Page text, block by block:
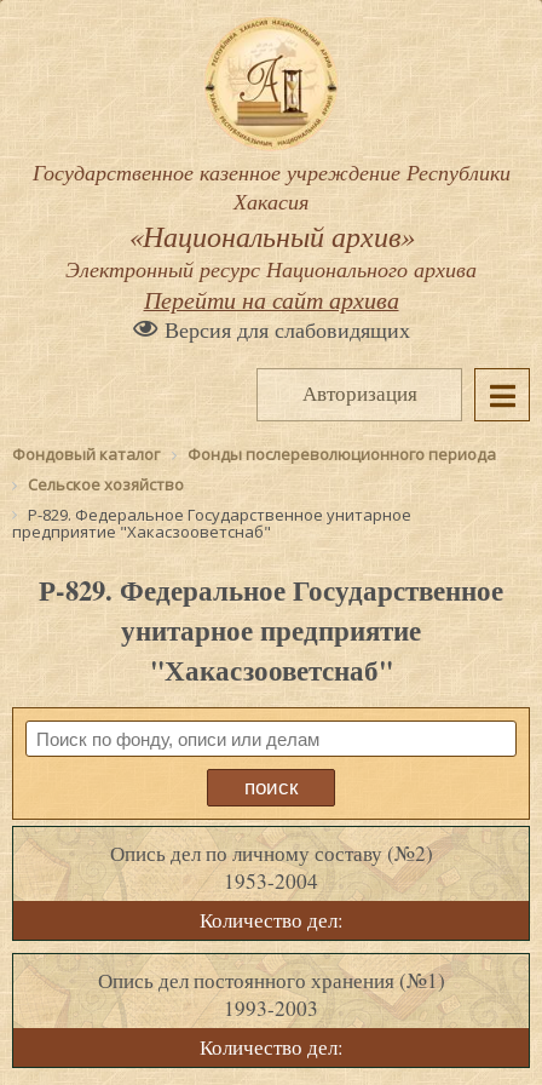
Государственное казенное учреждение Республики
Хакасия
«Национальный архив»
Электронный ресурс Национального архива
Перейти на сайт архива
Версия для слабовидящих
Авторизация
Фондовый каталог
Фонды послереволюционного периода
Сельское хозяйство
Р-829. Федеральное Государственное унитарное
предприятие "Хакасзооветснаб"
Р-829. Федеральное Государственное
унитарное предприятие
"Хакасзооветснаб"
Опись дел по личному составу (№2)
1953-2004
Количество дел:
Опись дел постоянного хранения (№1)
1993-2003
Количество дел: